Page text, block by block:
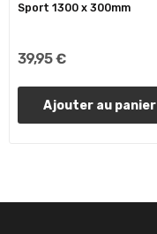
Sport 1300 x 300mm
39,95 €
Ajouter au panier